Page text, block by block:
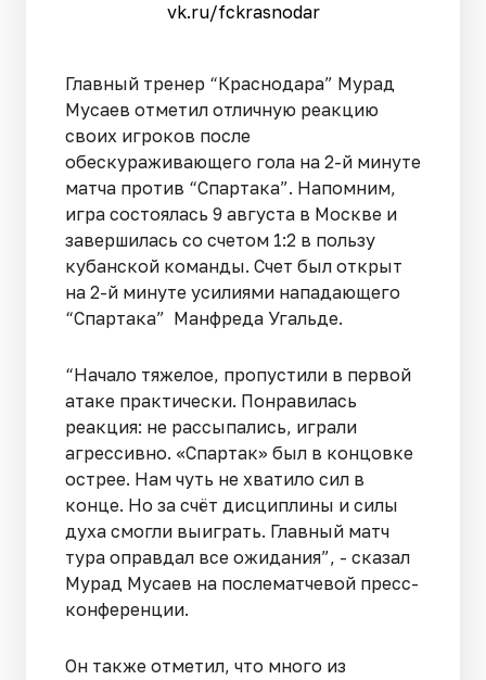
vk.ru/fckrasnodar
Главный тренер “Краснодара” Мурад
Мусаев отметил отличную реакцию
своих игроков после
обескураживающего гола на 2-й минуте
матча против “Спартака”. Напомним,
игра состоялась 9 августа в Москве и
завершилась со счетом 1:2 в пользу
кубанской команды. Счет был открыт
на 2-й минуте усилиями нападающего
“Спартака” Манфреда Угальде.
“Начало тяжелое, пропустили в первой
атаке практически. Понравилась
реакция: не рассыпались, играли
агрессивно. «Спартак» был в концовке
острее. Нам чуть не хватило сил в
конце. Но за счёт дисциплины и силы
духа смогли выиграть. Главный матч
тура оправдал все ожидания”, - сказал
Мурад Мусаев на послематчевой пресс-
конференции.
Он также отметил, что много из